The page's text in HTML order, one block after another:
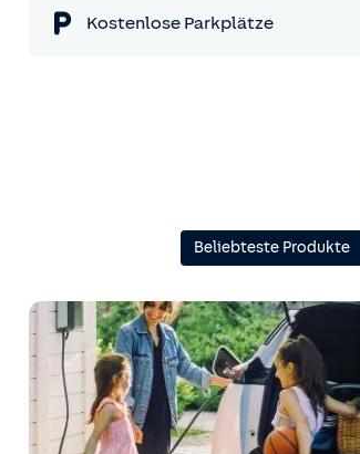
Kostenlose Parkplätze
Beliebteste Produkte